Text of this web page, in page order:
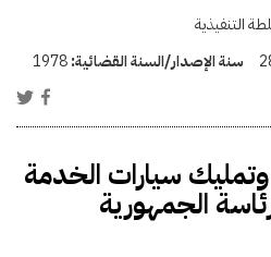
التنفيذية
سنة الإصدار/السنة القضائية:1978
سيارات الخدمة
الجمهورية